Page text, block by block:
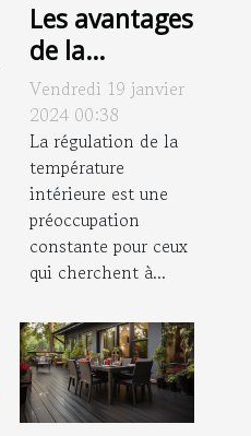
Les avantages
de la
climatisation
réversible
pour le
confort toute
l'année
Vendredi 19 janvier
2024 00:38
La régulation de la
température
intérieure est une
préoccupation
constante pour ceux
qui cherchent à...